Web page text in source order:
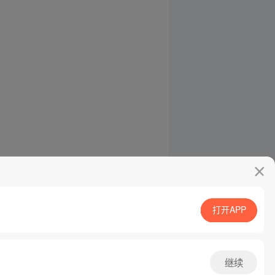
打开APP
继续